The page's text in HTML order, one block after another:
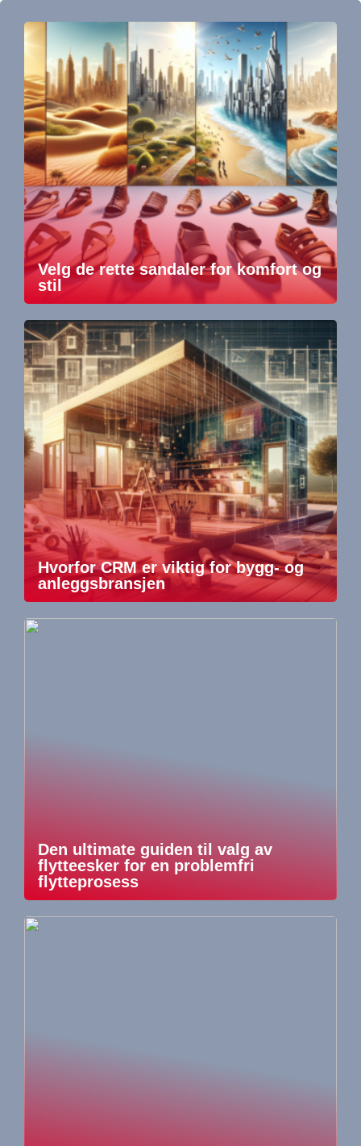
Velg de rette sandaler for komfort og
stil
Hvorfor CRM er viktig for bygg- og
anleggsbransjen
Den ultimate guiden til valg av
flytteesker for en problemfri
flytteprosess